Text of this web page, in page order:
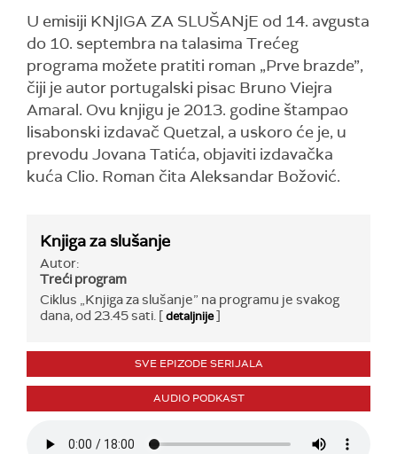
U emisiji KNjIGA ZA SLUŠANjE od 14. avgusta
do 10. septembra na talasima Trećeg
programa možete pratiti roman „Prve brazde”,
čiji je autor portugalski pisac Bruno Viejra
Amaral. Ovu knjigu je 2013. godine štampao
lisabonski izdavač Quetzal, a uskoro će je, u
prevodu Jovana Tatića, objaviti izdavačka
kuća Clio. Roman čita Aleksandar Božović.
Knjiga za slušanje
Autor:
Treći program
Ciklus „Knjiga za slušanje” na programu je svakog
dana, od 23.45 sati. [detaljnije]
SVE EPIZODE SERIJALA
AUDIO PODKAST